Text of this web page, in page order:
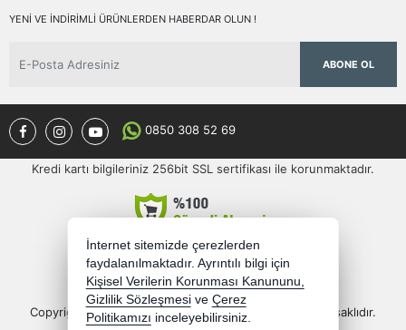
YENI VE INDIRIMLI ÜRÜNLERDEN HABERDAR OLUN !
ABONE OL
0850 308 52 69
Kredi kartı bilgileriniz 256bit SSL sertifikası ile korunmaktadır.
Copyright 2026 semercioglutoptan.com - Tüm hakları saklıdır.
İnternet sitemizde çerezlerden
faydalanılmaktadır. Ayrıntılı bilgi için
Kişisel Verilerin Korunması Kanununu,
Gizlilik Sözleşmesi ve Çerez
Politikamızı inceleyebilirsiniz.